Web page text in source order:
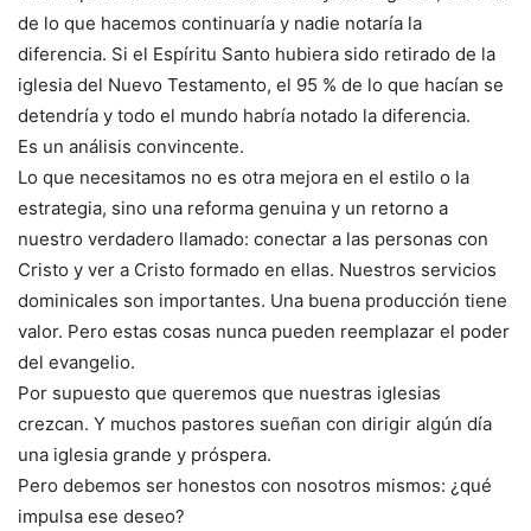
de lo que hacemos continuaría y nadie notaría la
diferencia. Si el Espíritu Santo hubiera sido retirado de la
iglesia del Nuevo Testamento, el 95 % de lo que hacían se
detendría y todo el mundo habría notado la diferencia.
Es un análisis convincente.
Lo que necesitamos no es otra mejora en el estilo o la
estrategia, sino una reforma genuina y un retorno a
nuestro verdadero llamado: conectar a las personas con
Cristo y ver a Cristo formado en ellas. Nuestros servicios
dominicales son importantes. Una buena producción tiene
valor. Pero estas cosas nunca pueden reemplazar el poder
del evangelio.
Por supuesto que queremos que nuestras iglesias
crezcan. Y muchos pastores sueñan con dirigir algún día
una iglesia grande y próspera.
Pero debemos ser honestos con nosotros mismos: ¿qué
impulsa ese deseo?